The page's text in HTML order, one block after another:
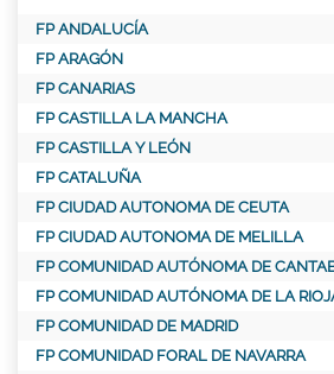
FP ANDALUCÍA
FP ARAGÓN
FP CANARIAS
FP CASTILLA LA MANCHA
FP CASTILLA Y LEÓN
FP CATALUÑA
FP CIUDAD AUTONOMA DE CEUTA
FP CIUDAD AUTONOMA DE MELILLA
FP COMUNIDAD AUTÓNOMA DE
FP COMUNIDAD AUTÓNOMA DE LA
FP COMUNIDAD DE MADRID
FP COMUNIDAD FORAL DE NAVARRA